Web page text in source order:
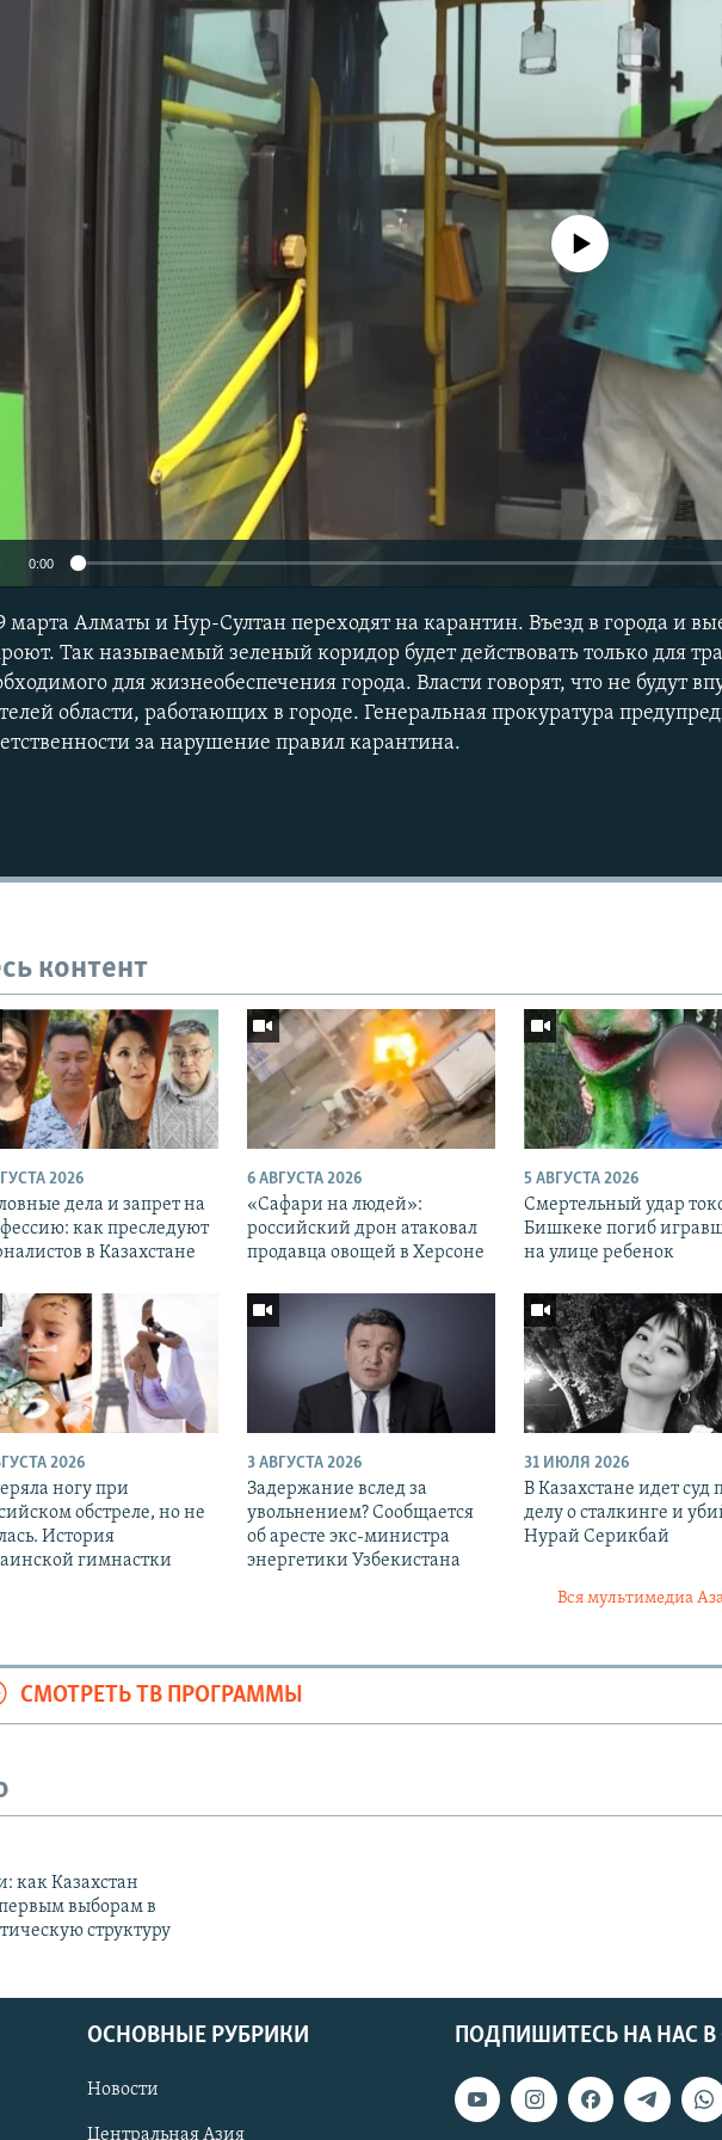
No media source currently
0:00
марта Алматы и Нур-Султан переходят на карантин. Въезд в города и
Так называемый зеленый коридор будет действовать только для
для жизнеобеспечения города. Власти говорят, что не будут
области, работающих в городе. Генеральная прокуратура
за нарушение правил карантина.
контент
2026
дела и запрет на
как преследуют
в Казахстане
6 АВГУСТА 2026
«Cафари на людей»:
российский дрон атаковал
продавца овощей в Херсоне
5 АВГУСТА 2026
Смертельный удар
Бишкеке погиб
на улице ребенок
2026
ногу при
обстреле, но не
История
гимнастки
3 АВГУСТА 2026
Задержание вслед за
увольнением? Сообщается
об аресте экс-министра
энергетики Узбекистана
31 ИЮЛЯ 2026
В Казахстане идет суд
делу о сталкинге и
Нурай Серикбай
Вся мультимедиа
СМОТРЕТЬ ТВ ПРОГРАММЫ
как Казахстан
выборам в
структуру
ПОДПИШИТЕСЬ НА НАС В
ОСНОВНЫЕ РУБРИКИ
Новости
Центральная Азия